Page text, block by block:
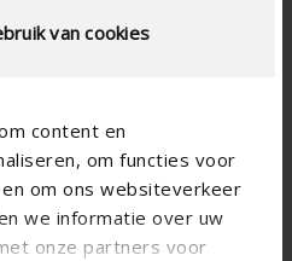
van cookies
content en
om functies voor
om ons websiteverkeer
we informatie over uw
onze partners voor